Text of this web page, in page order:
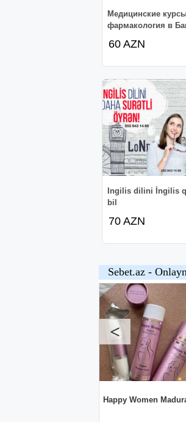
Mедицинские
фармакология в
60 AZN
Ingilis dilini İngilis
bil
70 AZN